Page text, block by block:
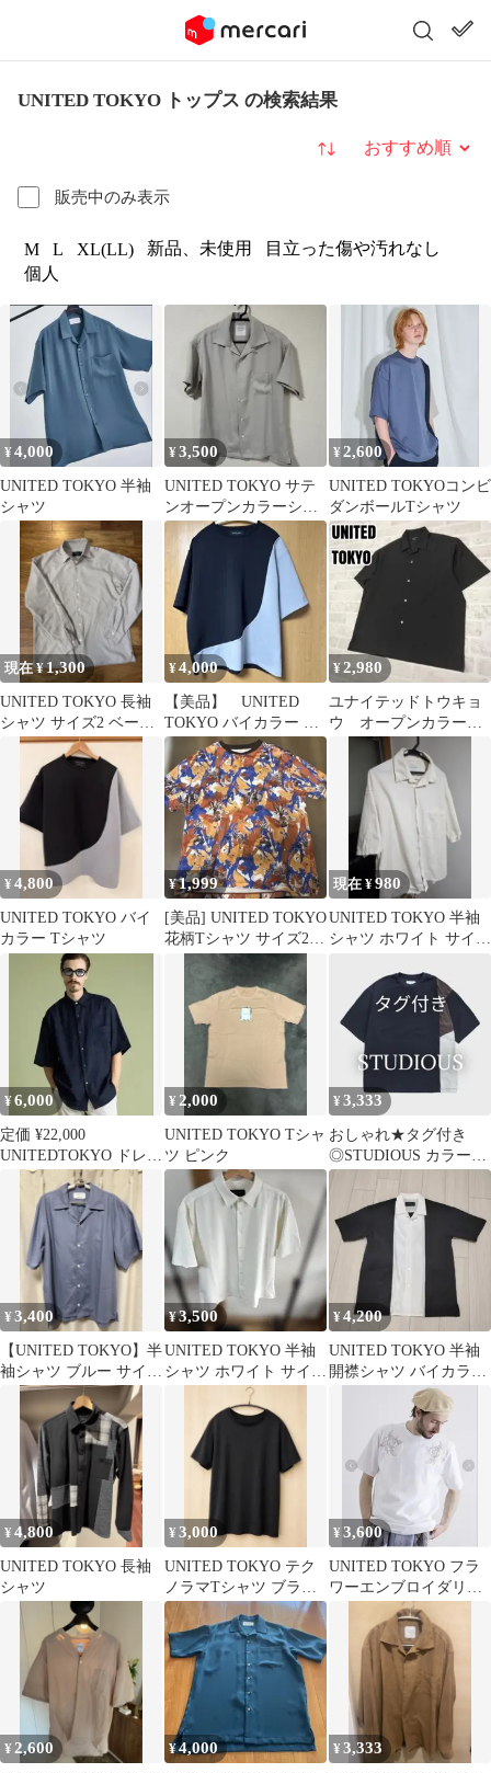
UNITED TOKYO トップス の検索結果
販売中のみ表示
並び替え
M L XL(LL) 新品、未使用
目立った傷や汚れなし
個人
¥4,000
UNITED TOKYO 半袖
シャツ
¥3,500
UNITED TOKYO サテ
ンオープンカラーシャ
ツ 1 ライトグレー
系 S
¥2,600
UNITED TOKYOコンビ
ダンボールTシャツ
現在 ¥1,300
UNITED TOKYO 長袖
シャツ サイズ2 ベージ
¥4,000
【美品】 UNITED
TOKYO バイカラー T
シャツ サイズ1
¥2,980
ユナイテッドトウキョ
ウ オープンカラーシ
ャツ サイズ2
¥4,800
UNITED TOKYO バイ
カラー Tシャツ
¥1,999
[美品] UNITED TOKYO
花柄Tシャツ サイズ2
コットン100%
現在 ¥980
UNITED TOKYO 半袖
シャツ ホワイト サイズ
¥6,000
定価 ¥22,000
UNITEDTOKYO ドレス
シャツ
¥ 2,000
UNITED TOKYO Tシャ
ツ ピンク
¥3,333
おしゃれ★タグ付き
◎STUDIOUS カラーブ
ロックシャツ ネイビ
¥3,400
【UNITED TOKYO】半
袖シャツ ブルー サイズ
¥3,500
UNITED TOKYO 半袖
シャツ ホワイト サイズ
¥4,200
UNITED TOKYO 半袖
開襟シャツ バイカラー
¥4,800
UNITED TOKYO 長袖
シャツ
¥3,000
UNITED TOKYO テク
ノラマTシャツ ブラッ
ク サイズ1（S）
¥3,600
UNITED TOKYO フラ
ワーエンブロイダリー
Tシャツ ホワイト サイ
¥ 2,600 ¥4,000 ¥3,333